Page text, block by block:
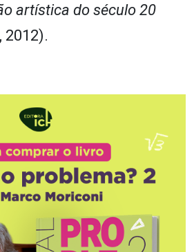
artística do século 20
2012).